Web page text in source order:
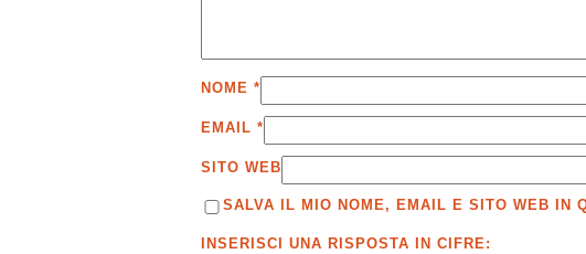
NOME *
EMAIL *
SITO WEB
SALVA IL MIO NOME, EMAIL E SITO WEB IN
INSERISCI UNA RISPOSTA IN CIFRE: